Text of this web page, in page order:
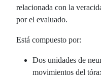
relacionada con la
por el evaluado.
Está compuesto por:
Dos unidades de
movimientos del